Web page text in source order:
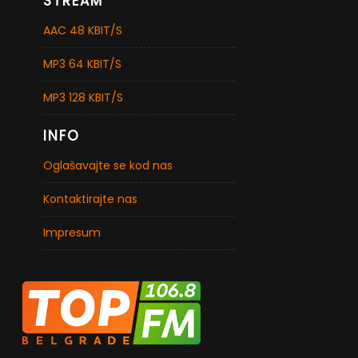
AAC 48 KBIT/S
MP3 64 KBIT/S
MP3 128 KBIT/S
INFO
Oglašavajte se kod nas
Kontaktirajte nas
Impresum